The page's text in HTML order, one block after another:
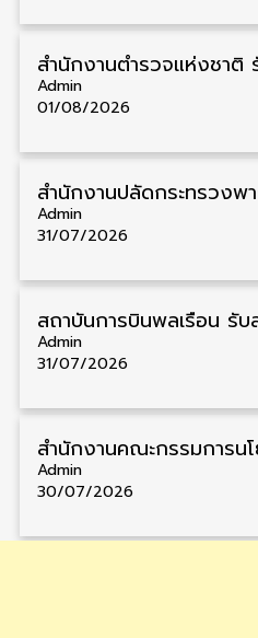
Admin
01/08/2026
Admin
31/07/2026
Admin
31/07/2026
Admin
30/07/2026